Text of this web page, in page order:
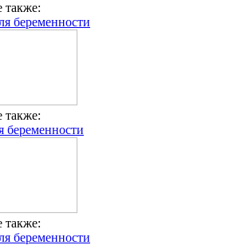
также:
беременности
также:
беременности
также:
беременности